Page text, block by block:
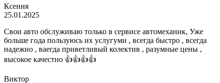
Ксения
25.01.2025
Свои авто обслуживаю только в сервисе автомеханик, Уже
больше года пользуюсь их услугуми , всегда быстро , всегда
надежно , ваегда приветливый колектив , разумные цены ,
высокое качестно 👍👍👍👍
Виктор